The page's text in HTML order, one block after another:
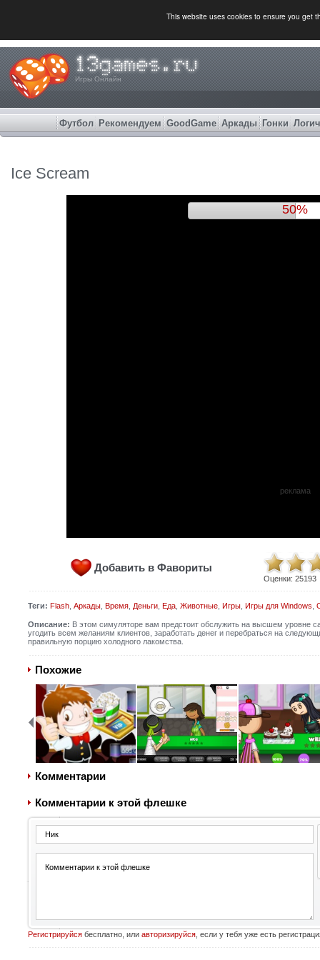
This website uses cookies to ensure you get
Игры Онлайн
Футбол Рекомендуем GoodGame Аркады Гонки
Ice Scream
53%
реклама
Добавить в Фавориты
Оценки: 25193
Теги: Flash, Аркады, Время, Деньги, Еда, Животные, Игры, Игры для Windows
Описание: В этом симуляторе вам предстоит обслужить на высшем уровне
угодить всем желаниям клиентов, заработать денег и перебраться на
правильную порцию холодного лакомства.
Похожие
Комментарии
Комментарии к этой флешке
Регистрируйсябесплатно, или авторизируйся, если у тебя уже есть